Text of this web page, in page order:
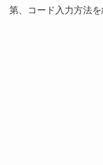
第、コード入力方法を